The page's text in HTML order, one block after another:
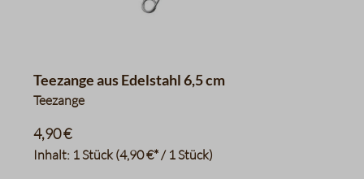
Teezange aus Edelstahl 6,5 cm
Teezange
Inhalt: 1 Stück(4,90 €* / 1 Stück)
4,90 €